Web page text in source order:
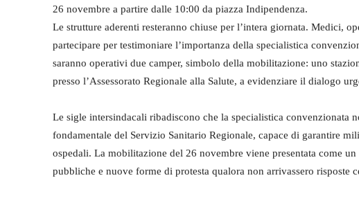
26 novembre a partire dalle 10:00 da piazza Indipendenza.
Le strutture aderenti resteranno chiuse per l’intera giornata. Medici,
partecipare per testimoniare l’importanza della specialistica
saranno operativi due camper, simbolo della mobilitazione: uno
presso l’Assessorato Regionale alla Salute, a evidenziare il dialogo
Le sigle intersindacali ribadiscono che la specialistica convenzionata
fondamentale del Servizio Sanitario Regionale, capace di garantire
ospedali. La mobilitazione del 26 novembre viene presentata come
pubbliche e nuove forme di protesta qualora non arrivassero risposte